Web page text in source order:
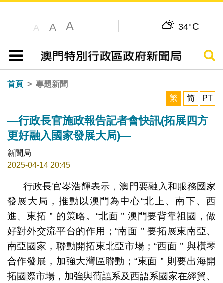
A A A 34°C
目錄
搜尋
首頁
專題新聞
繁
简 PT
—行政長官施政報告記者會快訊(拓展四方
更好融入國家發展大局)—
新聞局
2025-04-14 20:45
行政長官岑浩輝表示，澳門要融入和服務國家
發展大局，推動以澳門為中心“北上、南下、西
進、東拓＂的策略。“北面＂澳門要背靠祖國，做
好對外交流平台的作用；“南面＂要拓展東南亞、
南亞國家，聯動開拓東北亞市場；“西面＂與橫琴
合作發展，加強大灣區聯動；“東面＂則要出海開
拓國際市場，加強與葡語系及西語系國家在經貿、